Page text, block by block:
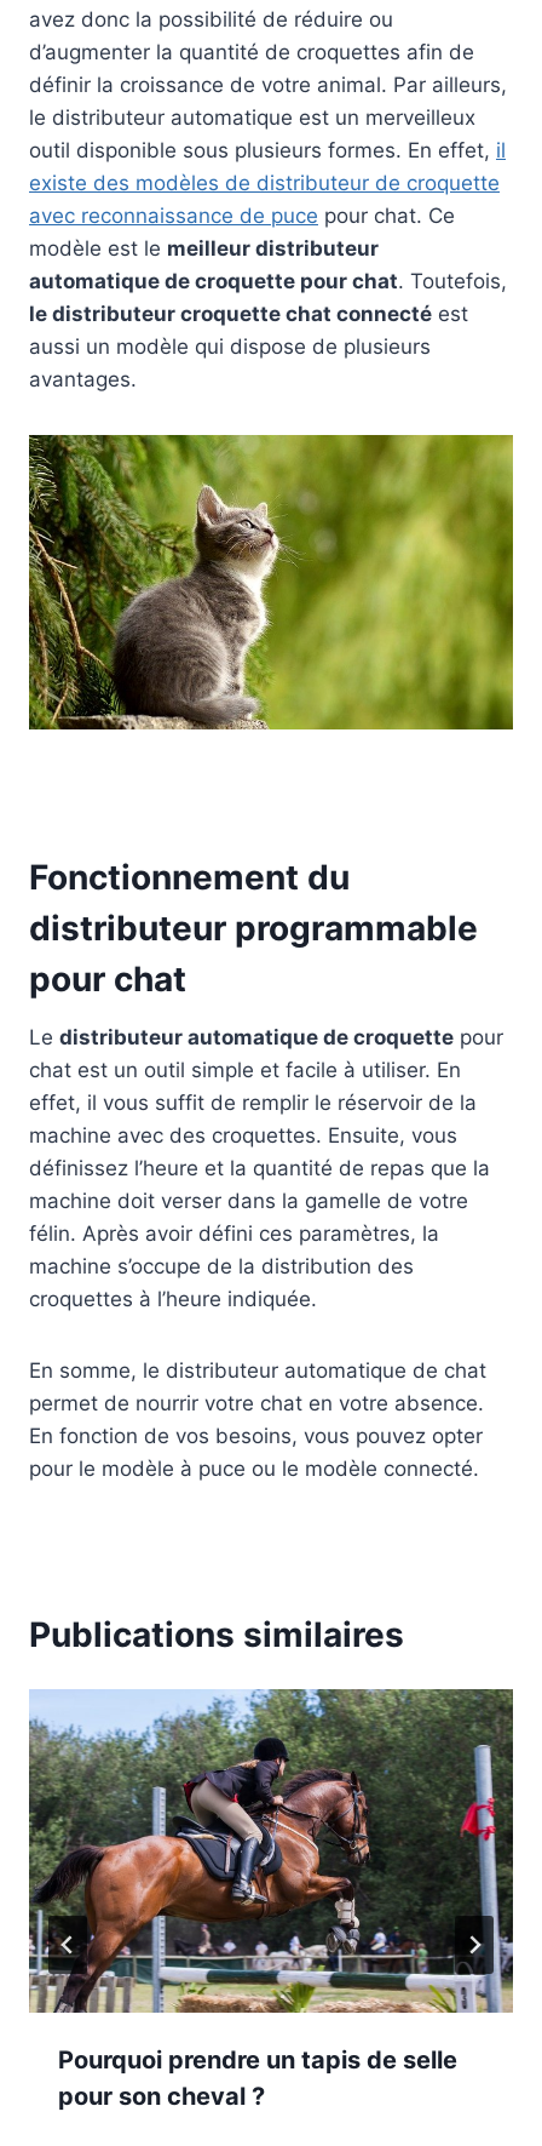
avez donc la possibilité de réduire ou
d’augmenter la quantité de croquettes afin de
définir la croissance de votre animal. Par ailleurs,
le distributeur automatique est un merveilleux
outil disponible sous plusieurs formes. En effet, il
existe des modèles de distributeur de croquette
avec reconnaissance de puce pour chat. Ce
modèle est le meilleur distributeur
automatique de croquette pour chat. Toutefois,
le distributeur croquette chat connecté est
aussi un modèle qui dispose de plusieurs
avantages.
Fonctionnement du
distributeur programmable
pour chat
Le distributeur automatique de croquette pour
chat est un outil simple et facile à utiliser. En
effet, il vous suffit de remplir le réservoir de la
machine avec des croquettes. Ensuite, vous
définissez l’heure et la quantité de repas que la
machine doit verser dans la gamelle de votre
félin. Après avoir défini ces paramètres, la
machine s’occupe de la distribution des
croquettes à l’heure indiquée.
En somme, le distributeur automatique de chat
permet de nourrir votre chat en votre absence.
En fonction de vos besoins, vous pouvez opter
pour le modèle à puce ou le modèle connecté.
Publications similaires
Pourquoi prendre un tapis de selle
pour son cheval ?